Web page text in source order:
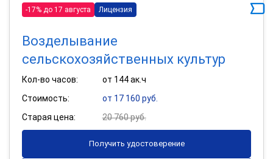
-17% до 17 августа Лицензия
Возделывание
сельскохозяйственных культур
Кол-во часов:
от 144 ак.ч
Стоимость:
от 17 160 руб.
Старая цена:
20 760 руб.
Получить удостоверение